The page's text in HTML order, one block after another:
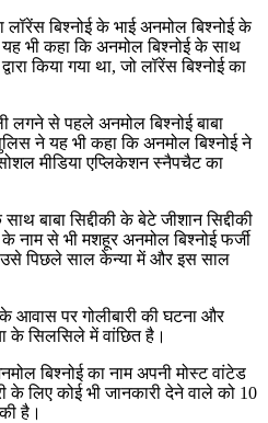
लॉरेंस बिश्नोई के भाई अनमोल बिश्नोई के
भी कहा कि अनमोल बिश्नोई के साथ
किया गया था, जो लॉरेंस बिश्नोई का
लगने से पहले अनमोल बिश्नोई बाबा
ने यह भी कहा कि अनमोल बिश्नोई ने
मीडिया एप्लिकेशन स्नैपचैट का
बाबा सिद्दीकी के बेटे जीशान सिद्दीकी
नाम से भी मशहूर अनमोल बिश्नोई फर्जी
उसे पिछले साल केन्या में और इस साल
आवास पर गोलीबारी की घटना और
के सिलसिले में वांछित है।
बिश्नोई का नाम अपनी मोस्ट वांटेड
के लिए कोई भी जानकारी देने वाले को 10
है।